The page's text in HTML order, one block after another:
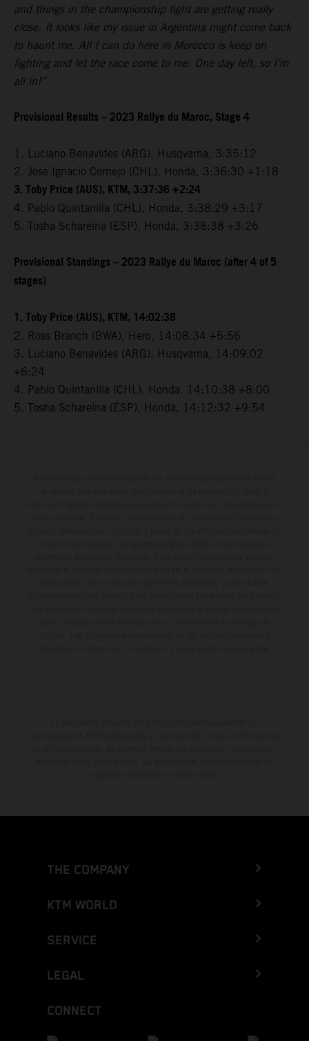
and things in the championship fight are getting really
close. It looks like my issue in Argentina might come back
to haunt me. All I can do here in Morocco is keep on
fighting and let the race come to me. One day left, so I’m
all in!”
Provisional Results – 2023 Rallye du Maroc, Stage 4
1. Luciano Benavides (ARG), Husqvarna, 3:35:12
2. Jose Ignacio Cornejo (CHL), Honda, 3:36:30 +1:18
3. Toby Price (AUS), KTM, 3:37:36 +2:24
4. Pablo Quintanilla (CHL), Honda, 3:38:29 +3:17
5. Tosha Schareina (ESP), Honda, 3:38:38 +3:26
Provisional Standings – 2023 Rallye du Maroc (after 4 of 5
stages)
1. Toby Price (AUS), KTM, 14:02:38
2. Ross Branch (BWA), Hero, 14:08:34 +5:56
3. Luciano Benavides (ARG), Husqvarna, 14:09:02
+6:24
4. Pablo Quintanilla (CHL), Honda, 14:10:38 +8:00
5. Tosha Schareina (ESP), Honda, 14:12:32 +9:54
THE COMPANY
KTM WORLD
SERVICE
LEGAL
CONNECT